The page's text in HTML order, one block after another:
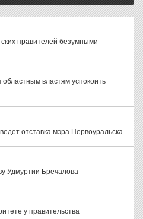
правителей безумными
областным властям успокоить
отставка мэра Первоуральска
Удмуртии Бречалова
у правительства